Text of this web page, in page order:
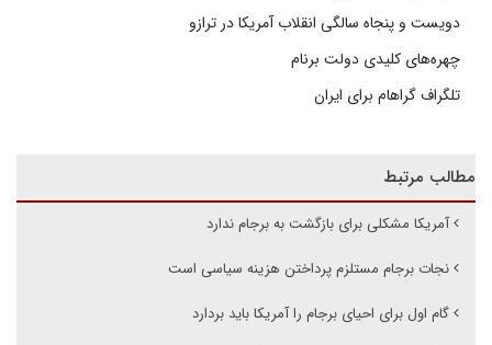
دویست و پنجاه سالگی انقلاب آمریکا در ترازو
چهره‌های کلیدی دولت برنام
تلگراف گراهام برای ایران
مطالب مرتبط
آمریکا مشکلی برای بازگشت به برجام ندارد
نجات برجام مستلزم پرداختن هزینه سیاسی است
گام اول برای احیای برجام را آمریکا باید بردارد